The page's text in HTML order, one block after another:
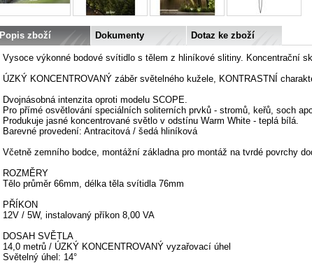
Popis zboží Dokumenty Dotaz ke zboží
Vysoce výkonné bodové svítidlo s tělem z hliníkové slitiny. Koncentrační
ÚZKÝ KONCENTROVANÝ záběr světelného kužele, KONTRASTNÍ
Dvojnásobná intenzita oproti modelu SCOPE.
Pro přímé osvětlování speciálních soliterních prvků - stromů, keřů, soch
Produkuje jasné koncentrované světlo v odstínu Warm White - teplá bílá.
Barevné provedení: Antracitová / šedá hliníková
Včetně zemního bodce, montážní základna pro montáž na tvrdé povrchy
ROZMĚRY
Tělo průměr 66mm, délka těla svítidla 76mm
PŘÍKON
12V / 5W, instalovaný příkon 8,00 VA
DOSAH SVĚTLA
14,0 metrů / ÚZKÝ KONCENTROVANÝ vyzařovací úhel
Světelný úhel: 14°